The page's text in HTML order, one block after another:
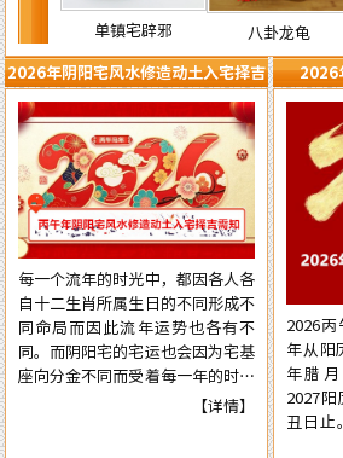
单镇宅辟邪 八卦龙龟
2026年阴阳宅风水修造动土入宅择吉
需知
每一个流年的时光中，都因各人各
自十二生肖所属生日的不同形成不
同命局而因此流年运势也各有不
同。而阴阳宅的宅运也会因为宅基
座向分金不同而受着每一年的时光
气运的不同影响，在阳宅置业建造
【详情】
2026
2026
年从阳
年腊
2027
丑日止
常的